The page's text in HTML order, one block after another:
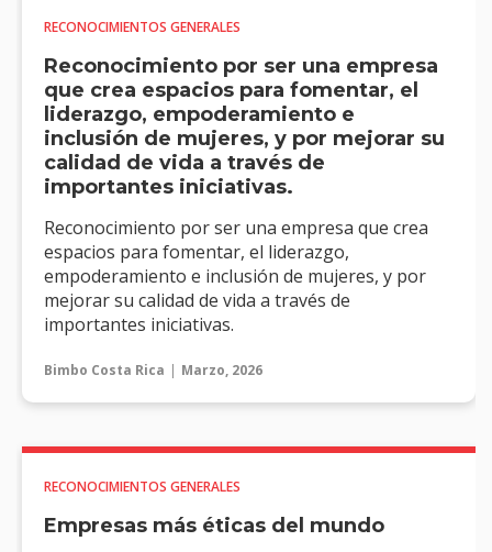
RECONOCIMIENTOS GENERALES
Reconocimiento por ser una empresa
que crea espacios para fomentar, el
liderazgo, empoderamiento e
inclusión de mujeres, y por mejorar su
calidad de vida a través de
importantes iniciativas.
Reconocimiento por ser una empresa que crea
espacios para fomentar, el liderazgo,
empoderamiento e inclusión de mujeres, y por
mejorar su calidad de vida a través de
importantes iniciativas.
Bimbo Costa Rica Marzo, 2026
RECONOCIMIENTOS GENERALES
Empresas más éticas del mundo